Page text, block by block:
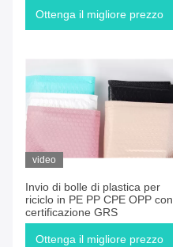
Ottenga il migliore prezzo
video
Invio di bolle di plastica per
riciclo in PE PP CPE OPP con
certificazione GRS
Ottenga il migliore prezzo